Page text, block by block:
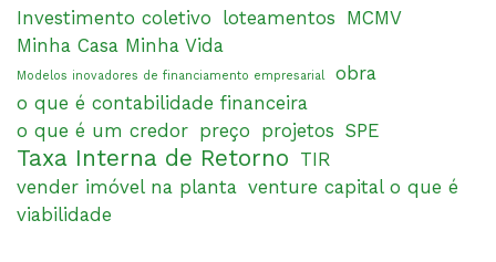
Investimento coletivo loteamentos MCMV
Minha Casa Minha Vida
Modelos inovadores de financiamento empresarial
obra
o que é contabilidade financeira
o que é um credor preço projetos SPE
Taxa Interna de Retorno TIR
vender imóvel na planta venture capital o que é
viabilidade